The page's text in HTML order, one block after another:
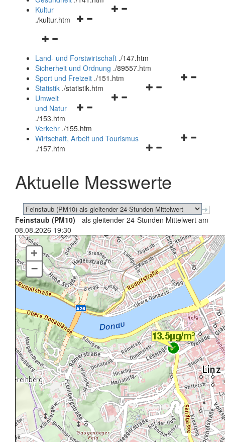
Navigationsmenü
Navigationsmenü
Kultur
./kultur.htm
Navigationsmenü
und
schließen
Land- und Forstwirtschaft ./147.htm
Sicherheit und Ordnung ./89557.htm
Navigationsmenü
Sport und Freizeit ./151.htm
Navigationsmenü
Statistik ./statistik.htm
Navigationsmenü
und
schließen
Umwelt
und Natur
./153.htm
Verkehr ./155.htm
Navigationsmenü
schließen
Wirtschaft, Arbeit und Tourismus
./157.htm
Aktuelle Messwerte
Feinstaub (PM10) - als gleitender 24-Stunden Mittelwert am
08.08.2026 19:30
+
–